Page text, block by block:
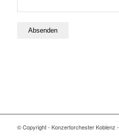
© Copyright - Konzertorchester Koblenz -